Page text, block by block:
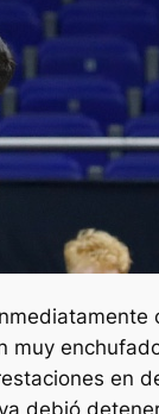
muy
en